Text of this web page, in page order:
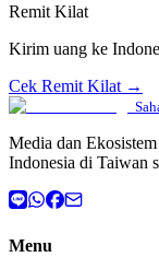
Remit Kilat
Kirim uang ke
Cek Remit Kilat →
Media dan
Indonesia di Taiwan
Menu